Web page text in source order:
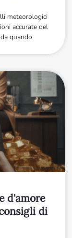
meteorologici
accurate del
quando
d'amore
di